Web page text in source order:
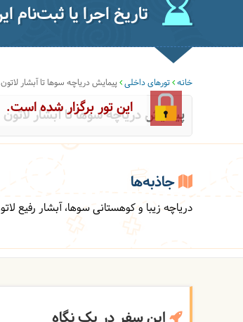
تاریخ اجرا یا ثبت‌نام
خانه تورهای داخلی پیمایش دریاچه سوها تا آبشار لاتون
پیمایش دریاچه سوها تا آبشار لاتون
این تور برگزار شده است.
جاذبه‌ها
دریاچه زیبا و کوهستانی سوها، آبشار رفیع